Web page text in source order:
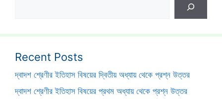
Recent Posts
দ্বাদশ শ্রেণীর ইতিহাস বিষয়ের দ্বিতীয় অধ্যায় থেকে প্রশ্ন উত্তর
দ্বাদশ শ্রেণীর ইতিহাস বিষয়ের প্রথম অধ্যায় থেকে প্রশ্ন উত্তর